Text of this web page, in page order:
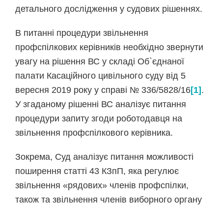
детального дослідження у судових рішеннях.
В питанні процедури звільнення
профспілкових керівників необхідно звернути
увагу на рішення ВС у складі Об`єднаної
палати Касаційного цивільного суду від 5
вересня 2019 року у справі № 336/5828/16[1] .
У згаданому рішенні ВС аналізує питання
процедури запиту згоди роботодавця на
звільнення профспілкового керівника.
Зокрема, Суд аналізує питання можливості
поширення статті 43 КЗпП, яка регулює
звільнення «рядових» членів профспілки,
також та звільнення членів виборного органу